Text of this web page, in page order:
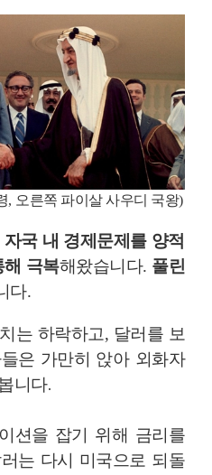
, 오른쪽 파이살 사우디 국왕)
국 내 경제문제를 양적
해 극복해왔습니다. 풀린
다.
는 하락하고, 달러를 보
은 가만히 앉아 외화자
니다.
션을 잡기 위해 금리를
는 다시 미국으로 되돌